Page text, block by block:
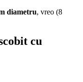
diametru, vreo (8
cu